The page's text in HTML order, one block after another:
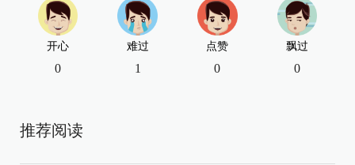
开心
0
难过
1
点赞
0
飘过
0
推荐阅读